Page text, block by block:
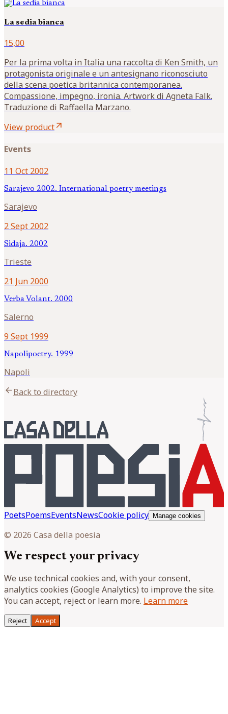
La sedia bianca
15,00
Per la prima volta in Italia una raccolta di Ken Smith, un
protagonista originale e un antesignano riconosciuto
della scena poetica britannica contemporanea.
Compassione, impegno, ironia. Artwork di Agneta Falk.
Traduzione di Raffaella Marzano.
View productarrow_outward
Events
11 Oct 2002
Sarajevo 2002. International poetry meetings
Sarajevo
2 Sept 2002
Sidaja. 2002
Trieste
21 Jun 2000
Verba Volant. 2000
Salerno
9 Sept 1999
Napolipoetry. 1999
Napoli
arrow_backBack to directory
PoetsPoemsEventsNewsCookie policy Manage cookies
© 2026 Casa della poesia
We respect your privacy
We use technical cookies and, with your consent,
analytics cookies (Google Analytics) to improve the site.
You can accept, reject or learn more. Learn more
Reject Accept